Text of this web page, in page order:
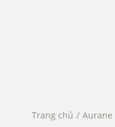
Trang chủ / Aurane